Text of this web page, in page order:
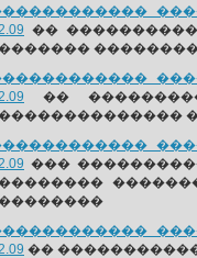
��
��
���
��